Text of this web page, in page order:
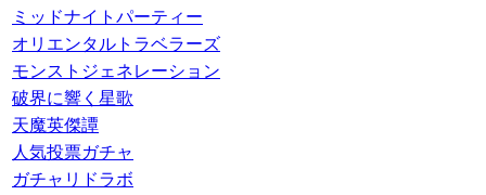
ミッドナイトパーティー
オリエンタルトラベラーズ
モンストジェネレーション
破界に響く星歌
天魔英傑譚
人気投票ガチャ
ガチャリドラボ